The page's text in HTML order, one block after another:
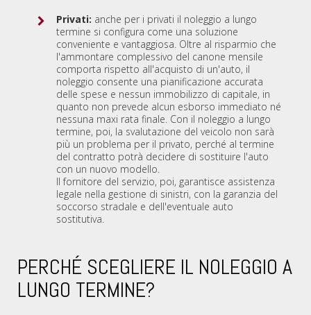
Privati: anche per i privati il noleggio a lungo
termine si configura come una soluzione
conveniente e vantaggiosa. Oltre al risparmio che
l'ammontare complessivo del canone mensile
comporta rispetto all'acquisto di un'auto, il
noleggio consente una pianificazione accurata
delle spese e nessun immobilizzo di capitale, in
quanto non prevede alcun esborso immediato né
nessuna maxi rata finale. Con il noleggio a lungo
termine, poi, la svalutazione del veicolo non sarà
più un problema per il privato, perché al termine
del contratto potrà decidere di sostituire l'auto
con un nuovo modello.
Il fornitore del servizio, poi, garantisce assistenza
legale nella gestione di sinistri, con la garanzia del
soccorso stradale e dell'eventuale auto
sostitutiva.
PERCHÉ SCEGLIERE IL NOLEGGIO A
LUNGO TERMINE?